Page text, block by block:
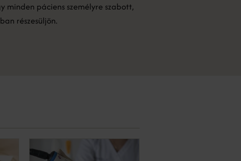
minden páciens személyre szabott,
részesüljön.